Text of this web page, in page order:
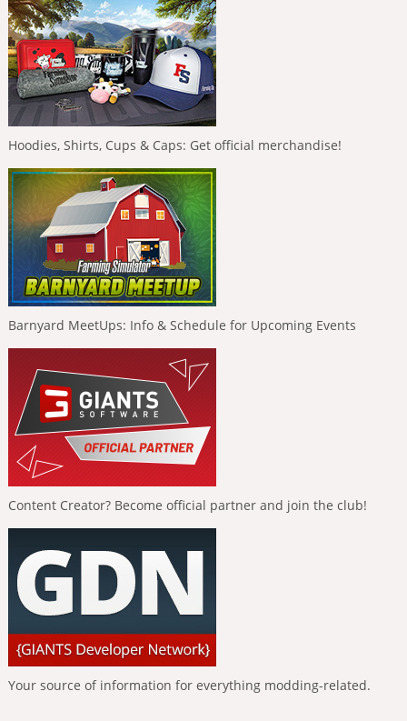
Hoodies, Shirts, Cups & Caps: Get official merchandise!
Barnyard MeetUps: Info & Schedule for Upcoming Events
Content Creator? Become official partner and join the club!
Your source of information for everything modding-related.